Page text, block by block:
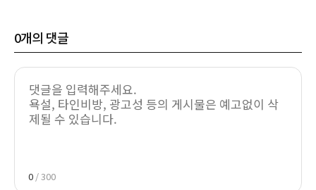
0개의 댓글
0 / 300